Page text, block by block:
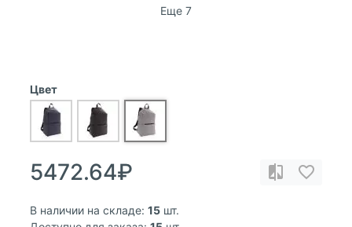
Еще 7
Цвет
5472.64₽
В наличии на складе: 15 шт.